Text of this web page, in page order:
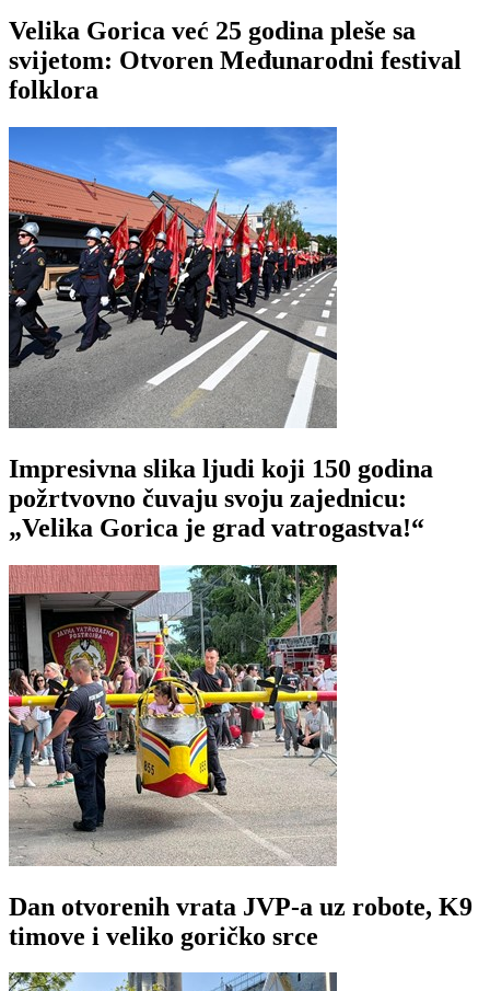
Velika Gorica već 25 godina pleše sa
svijetom: Otvoren Međunarodni festival
folklora
Impresivna slika ljudi koji 150 godina
požrtvovno čuvaju svoju zajednicu:
„Velika Gorica je grad vatrogastva!“
Dan otvorenih vrata JVP-a uz robote, K9
timove i veliko goričko srce